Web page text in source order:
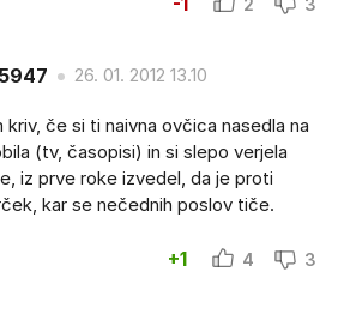
2 3
26. 01. 2012 13.10
kriv, če si ti naivna ovčica nasedla na
(tv, časopisi) in si slepo verjela
iz prve roke izvedel, da je proti
kar se nečednih poslov tiče.
+1 4 3